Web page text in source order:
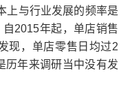
上与行业发展的频率是
2015年起，单店销售
现，单店零售日均过2
历年来调研当中没有发